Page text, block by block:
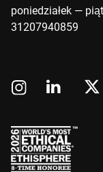
poniedziałek —
31207940859